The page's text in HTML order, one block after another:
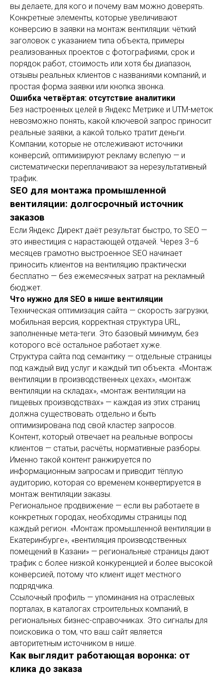
вы делаете, для кого и почему вам можно доверять.
Конкретные элементы, которые увеличивают
конверсию в заявки на монтаж вентиляции: чёткий
заголовок с указанием типа объекта, примеры
реализованных проектов с фотографиями, срок и
порядок работ, стоимость или хотя бы диапазон,
отзывы реальных клиентов с названиями компаний, и
простая форма заявки или кнопка звонка.
Ошибка четвёртая: отсутствие аналитики
Без настроенных целей в Яндекс Метрике и UTM-меток
невозможно понять, какой ключевой запрос приносит
реальные заявки, а какой только тратит деньги.
Компании, которые не отслеживают источники
конверсий, оптимизируют рекламу вслепую — и
систематически переплачивают за нерезультативный
трафик.
SEO для монтажа промышленной
вентиляции: долгосрочный источник
заказов
Если Яндекс Директ даёт результат быстро, то SEO —
это инвестиция с нарастающей отдачей. Через 3–6
месяцев грамотно выстроенное SEO начинает
приносить клиентов на вентиляцию практически
бесплатно — без ежемесячных затрат на рекламный
бюджет.
Что нужно для SEO в нише вентиляции
Техническая оптимизация сайта — скорость загрузки,
мобильная версия, корректная структура URL,
заполненные мета-теги. Это базовый минимум, без
которого всё остальное работает хуже.
Структура сайта под семантику — отдельные страницы
под каждый вид услуг и каждый тип объекта. «Монтаж
вентиляции в производственных цехах», «монтаж
вентиляции на складах», «монтаж вентиляции на
пищевых производствах» — каждая из этих страниц
должна существовать отдельно и быть
оптимизирована под свой кластер запросов.
Контент, который отвечает на реальные вопросы
клиентов — статьи, расчёты, нормативные разборы.
Именно такой контент ранжируется по
информационным запросам и приводит тёплую
аудиторию, которая со временем конвертируется в
монтаж вентиляции заказы.
Региональное продвижение — если вы работаете в
конкретных городах, необходимы страницы под
каждый регион. «Монтаж промышленной вентиляции в
Екатеринбурге», «вентиляция производственных
помещений в Казани» — региональные страницы дают
трафик с более низкой конкуренцией и более высокой
конверсией, потому что клиент ищет местного
подрядчика.
Ссылочный профиль — упоминания на отраслевых
порталах, в каталогах строительных компаний, в
региональных бизнес-справочниках. Это сигналы для
поисковика о том, что ваш сайт является
авторитетным источником в нише.
Как выглядит работающая воронка: от
клика до заказа